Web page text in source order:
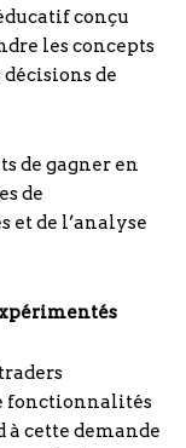
conçu
les concepts
de
de gagner en
de
et de l’analyse
fonctionnalités
à cette demande